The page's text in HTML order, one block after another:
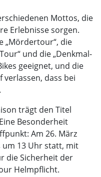
Mottos, die
Erlebnisse sorgen.
„Mördertour“, die
und die „Denkmal-
geeignet, und die
dass bei
trägt den Titel
Besonderheit
Am 26. März
um 13 Uhr statt, mit
die Sicherheit der
Helmpflicht.